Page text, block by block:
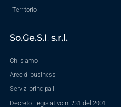
Territorio
So.Ge.S.I. s.r.l.
Chi siamo
Aree di business
Servizi principali
Decreto Legislativo n. 231 del 2001